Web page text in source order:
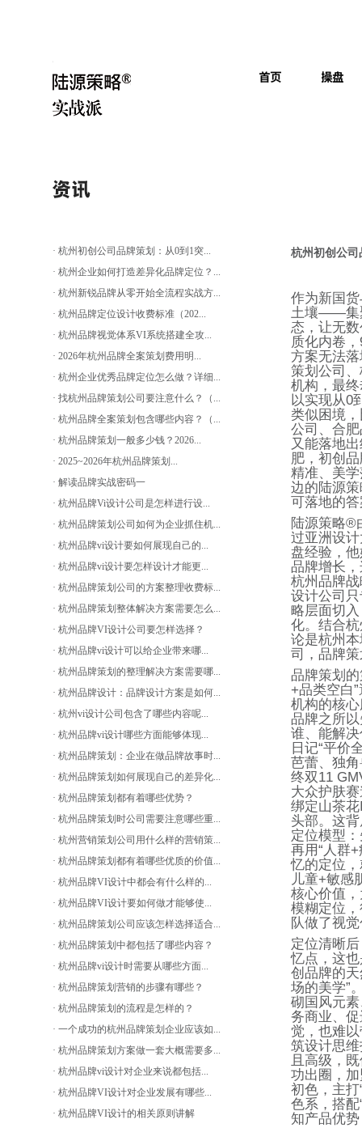
· 杭州初创公司品牌策划：从0到1突...
· 杭州企业如何打造差异化品牌定位？...
· 杭州新锐品牌从零开始全流程实战方...
· 杭州品牌定位设计收费标准（202...
· 杭州品牌视觉体系VI系统搭建全攻...
· 2026年杭州品牌全案策划费用明...
· 杭州企业优秀品牌定位怎么做？详细...
· 找杭州品牌策划公司要注意什么？（...
· 杭州品牌全案策划包含哪些内容？（...
· 杭州品牌策划一般多少钱？2026...
· 2025~2026年杭州品牌策划...
· 解读品牌实战密码一
· 杭州品牌Vi设计公司是怎样进行设...
· 杭州品牌策划公司如何为企业抓住机...
· 杭州品牌vi设计要如何展现自己的...
· 杭州品牌vi设计要怎样设计才能更...
· 杭州品牌策划公司的方案整理收费标...
· 杭州品牌策划整体解决方案需要怎么...
· 杭州品牌VI设计公司要怎样选择？
· 杭州品牌vi设计可以给企业带来哪...
· 杭州品牌策划的整理解决方案需要哪...
· 杭州品牌设计：品牌设计方案是如何...
· 杭州vi设计公司包含了哪些内容呢...
· 杭州品牌vi设计哪些方面能够体现...
· 杭州品牌策划：企业在做品牌故事时...
· 杭州品牌策划如何展现自己的差异化...
· 杭州品牌策划都有着哪些优势？
· 杭州品牌策划时公司需要注意哪些重...
· 杭州营销策划公司用什么样的营销策...
· 杭州品牌策划都有着哪些优质的价值...
· 杭州品牌VI设计中都会有什么样的...
· 杭州品牌VI设计要如何做才能够使...
· 杭州品牌策划公司应该怎样选择适合...
· 杭州品牌策划中都包括了哪些内容？
· 杭州品牌vi设计时需要从哪些方面...
· 杭州品牌策划营销的步骤有哪些？
· 杭州品牌策划的流程是怎样的？
· 一个成功的杭州品牌策划企业应该如...
· 杭州品牌策划方案做一套大概需要多...
· 杭州品牌vi设计对企业来说都包括...
· 杭州品牌VI设计对企业发展有哪些...
· 杭州品牌VI设计的相关原则讲解
杭州初创公司
作为新国
土壤——
态，让无
质化内卷，
方案无法
策划公司
机构，最
以实现从0
类似困境
公司、合
又能落地
肥，初创
精准、美
边的陆源
可落地的
陆源策略®
过亚洲设
盘经验，
品牌增长
杭州品牌
设计公司
略层面切
化。结合
论是杭州
司，品牌
品牌策划
+品类空白”
机构的核
品牌之所
谁、能解
日记“平价
芭蕾、独
终双11
大众护肤
绑定山茶花
头部。这
定位模型
再用“ 人群+
忆的定位
儿童+敏感
核心价值
模糊定位
队做了视
定位清晰
忆点，这
创品牌的
场的美学”
砌国风元
务商业、
觉，也难
筑设计思
且高级，
功出圈，
初色，主打
色系，搭配
知产品优